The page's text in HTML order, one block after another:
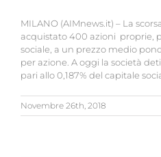
MILANO (AIMnews.it) – La
acquistato 400 azioni proprie,
sociale, a un prezzo medio
per azione. A oggi la società
pari allo 0,187% del capitale
Novembre 26th, 2018